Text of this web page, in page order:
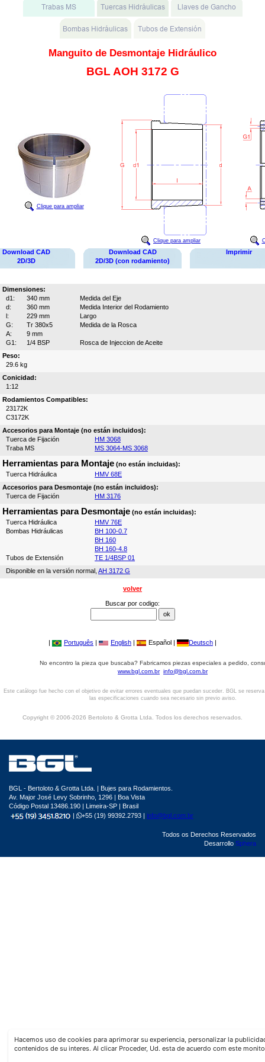
Manguito de Desmontaje Hidráulico
BGL AOH 3172 G
Clique para ampliar
Clique para ampliar
Download CAD
2D/3D
Download CAD
2D/3D (con rodamiento)
Imprimir
Dimensiones:
d1:
340 mm
Medida del Eje
d:
360 mm
Medida Interior del Rodamiento
l:
229 mm
Largo
G:
Tr 380x5
Medida de la Rosca
A:
9 mm
G1:
1/4 BSP
Rosca de Injeccion de Aceite
Peso:
29.6 kg
Conicidad:
1:12
Rodamientos Compatibles:
23172K
C3172K
Accesorios para Montaje (no están incluidos):
Tuerca de Fijación
HM 3068
Traba MS
MS 3064-MS 3068
Herramientas para Montaje (no están incluidas):
Tuerca Hidráulica
HMV 68E
Accesorios para Desmontaje (no están incluidos):
Tuerca de Fijación
HM 3176
Herramientas para Desmontaje (no están incluidas):
Tuerca Hidráulica
HMV 76E
Bombas Hidráulicas
BH 100-0.7
BH 160
BH 160-4.8
Tubos de Extensión
TE 1/4BSP 01
Disponible en la versión normal, AH 3172 G
volver
Buscar por codigo:
| Português | English | Español | Deutsch |
No encontro la pieza que buscaba? Fabricamos piezas especiales a pedido,
www.bgl.com.br info@bgl.com.br
Este catálogo fue hecho con el objetivo de evitar errores eventuales que puedan suceder. BGL se
las especificaciones cuando sea necesario sin previo aviso.
Copyright © 2006-2026 Bertoloto & Grotta Ltda. Todos los derechos reservados.
Hacemos uso de cookies para aprimorar su experiencia, personalizar la
contenidos de su interes. Al clicar Proceder, Ud. esta de acuerdo com este
BGL - Bertoloto & Grotta Ltda. | Bujes para Rodamientos.
Av. Major José Levy Sobrinho, 1296 | Boa Vista
Código Postal 13486.190 | Limeira-SP | Brasil
|
+55 (19) 99392.2793 | info@bgl.com.br
Todos os Derechos Reservados
Desarrollo Sphera